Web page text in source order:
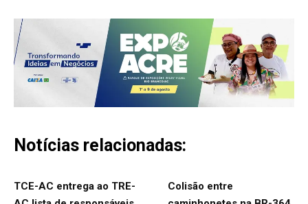
Notícias relacionadas:
TCE-AC entrega ao TRE-
Colisão entre